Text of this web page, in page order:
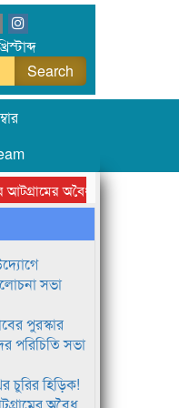
অবৈধ ক্রাশার জোন চক্র
সভা
পুরস্কার
পরিচিতি সভা
চুরির হিড়িক!